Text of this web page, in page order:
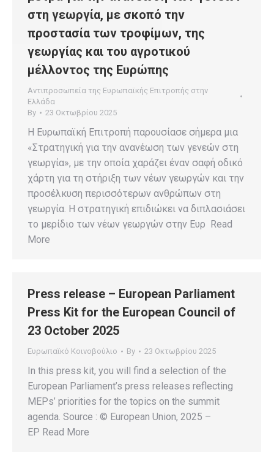
στη γεωργία, με σκοπό την
προστασία των τροφίμων, της
γεωργίας και του αγροτικού
μέλλοντος της Ευρώπης
Αντιπροσωπεία της Ευρωπαϊκής Επιτροπής στην
Ελλάδα
By
23 Οκτωβρίου 2025
Η Ευρωπαϊκή Επιτροπή παρουσίασε σήμερα μια
«Στρατηγική για την ανανέωση των γενεών στη
γεωργία», με την οποία χαράζει έναν σαφή οδικό
χάρτη για τη στήριξη των νέων γεωργών και την
προσέλκυση περισσότερων ανθρώπων στη
γεωργία. Η στρατηγική επιδιώκει να διπλασιάσει
το μερίδιο των νέων γεωργών στην Ευρ Read
More
Press release – European Parliament
Press Kit for the European Council of
23 October 2025
Ευρωπαϊκό Κοινοβούλιο By 23 Οκτωβρίου 2025
In this press kit, you will find a selection of the
European Parliament’s press releases reflecting
MEPs’ priorities for the topics on the summit
agenda. Source : © European Union, 2025 –
EP Read More